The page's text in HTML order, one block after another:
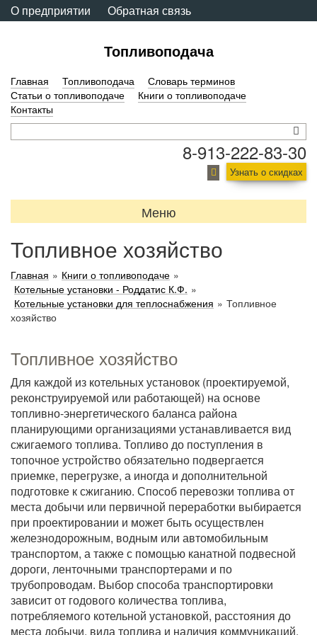
О предприятии Обратная связь
Топливоподача
Главная Топливоподача
Словарь терминов
Статьи о топливоподаче
Книги о топливоподаче
Контакты
8-913-222-83-30
Узнать о скидках
Меню
Топливное хозяйство
Главная » Книги о топливоподаче »
Котельные установки - Роддатис К.Ф. »
Котельные установки для теплоснабжения » Топливное
хозяйство
Топливное хозяйство
Для каждой из котельных установок (проектируемой,
реконструируемой или работающей) на основе
топливно-энергетического баланса района
планирующими организациями устанавливается вид
сжигаемого топлива. Топливо до поступления в
топочное устройство обязательно подвергается
приемке, перегрузке, а иногда и дополнительной
подготовке к сжиганию. Способ перевозки топлива от
места добычи или первичной переработки выбирается
при проектировании и может быть осуществлен
железнодорожным, водным или автомобильным
транспортом, а также с помощью канатной подвесной
дороги, ленточными транспортерами и по
трубопроводам. Выбор способа транспортировки
зависит от годового количества топлива,
потребляемого котельной установкой, расстояния до
места добычи, вида топлива и наличия коммуникаций.